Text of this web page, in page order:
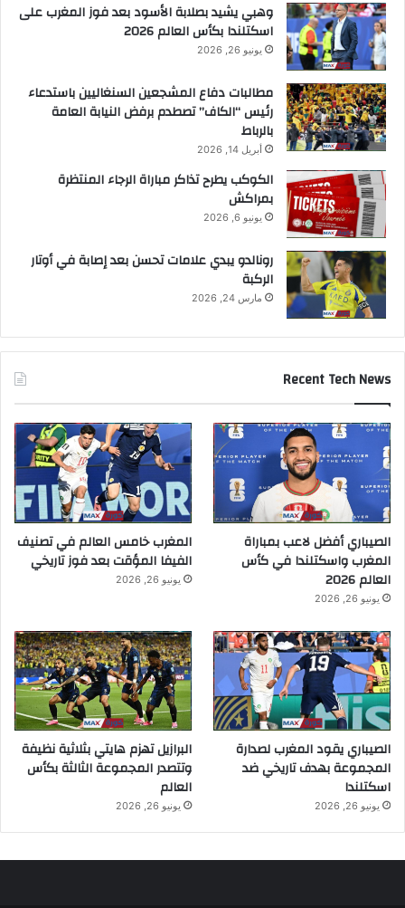
وهبي يشيد بصلابة الأسود بعد فوز المغرب على
اسكتلندا بكأس العالم 2026
يونيو 26, 2026
مطالبات دفاع المشجعين السنغاليين باستدعاء
رئيس “الكاف” تصطدم برفض النيابة العامة
بالرباط
أبريل 14, 2026
الكوكب يطرح تذاكر مباراة الرجاء المنتظرة
بمراكش
يونيو 6, 2026
رونالدو يبدي علامات تحسن بعد إصابة في أوتار
الركبة
مارس 24, 2026
Recent Tech News
الصيباري أفضل لاعب بمباراة
المغرب واسكتلندا في كأس
العالم 2026
يونيو 26, 2026
المغرب خامس العالم في تصنيف
الفيفا المؤقت بعد فوز تاريخي
يونيو 26, 2026
الصيباري يقود المغرب لصدارة
المجموعة بهدف تاريخي ضد
اسكتلندا
يونيو 26, 2026
البرازيل تهزم هايتي بثلاثية نظيفة
وتتصدر المجموعة الثالثة بكأس
العالم
يونيو 26, 2026